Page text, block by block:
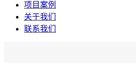
项目案例
关于我们
联系我们